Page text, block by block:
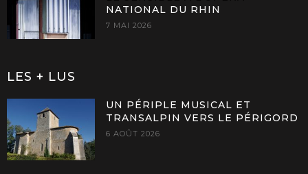
NATIONAL DU RHIN
7 MAI 2026
LES + LUS
UN PÉRIPLE MUSICAL ET
TRANSALPIN VERS LE PÉRIGORD
6 AOÛT 2026